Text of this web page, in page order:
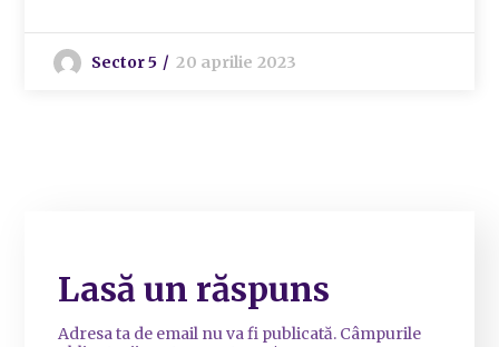
Sector 5 20 aprilie 2023
Lasă un răspuns
Adresa ta de email nu va fi publicată. Câmpurile